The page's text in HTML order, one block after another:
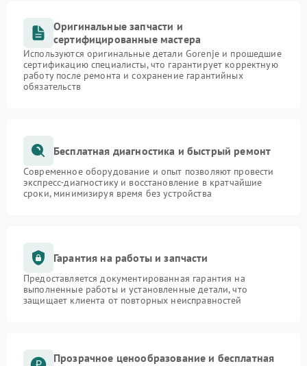
Оригинальные запчасти и
сертифицированные мастера
Используются оригинальные детали Gorenje и прошедшие
сертификацию специалисты, что гарантирует корректную
работу после ремонта и сохранение гарантийных
обязательств
Бесплатная диагностика и быстрый ремонт
Современное оборудование и опыт позволяют провести
экспресс-диагностику и восстановление в кратчайшие
сроки, минимизируя время без устройства
Гарантия на работы и запчасти
Предоставляется документированная гарантия на
выполненные работы и установленные детали, что
защищает клиента от повторных неисправностей
Прозрачное ценообразование и бесплатная